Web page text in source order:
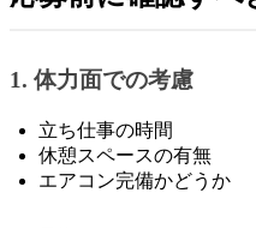
1. 体力面での考慮
立ち仕事の時間
休憩スペースの有無
エアコン完備かどうか